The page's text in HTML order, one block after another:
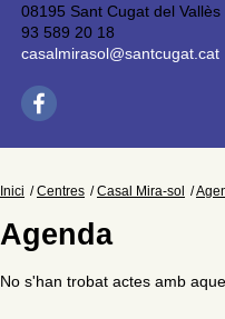
08195 Sant Cugat del Vallès
93 589 20 18
casalmirasol@santcugat.cat
Inici Centres Casal Mira-sol
Agenda
No s'han trobat actes amb